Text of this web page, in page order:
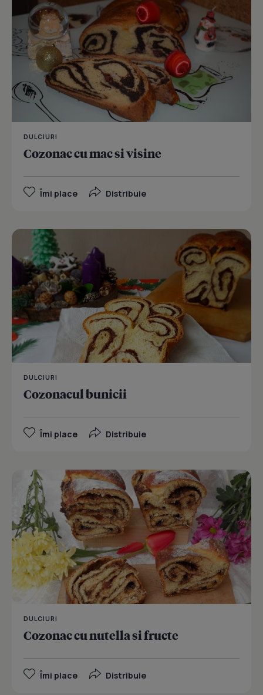
DULCIURI
Cozonac cu mac si visine
Îmi place Distribuie
DULCIURI
Cozonacul bunicii
Îmi place Distribuie
DULCIURI
Cozonac cu nutella si fructe
Îmi place Distribuie